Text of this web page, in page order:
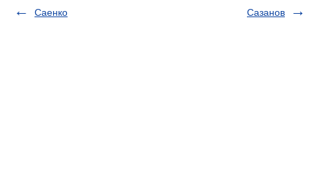
Саенко
Сазанов